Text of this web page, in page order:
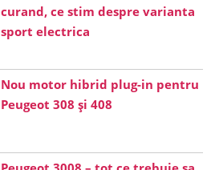
curand, ce stim despre varianta
sport electrica
Nou motor hibrid plug-in pentru
Peugeot 308 și 408